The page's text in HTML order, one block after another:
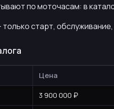
по моточасам: в
старт,
Цена
3 900 000 ₽